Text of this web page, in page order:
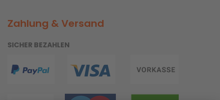
Zahlung & Versand
SICHER BEZAHLEN